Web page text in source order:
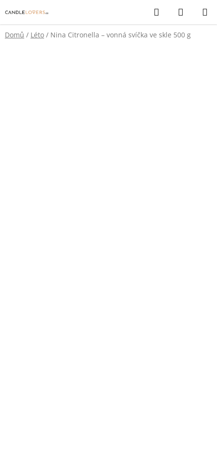
na
obsah
Hledat
KOŠÍK
Domů / Léto / Nina Citronella – vonná svíčka ve skle 500 g